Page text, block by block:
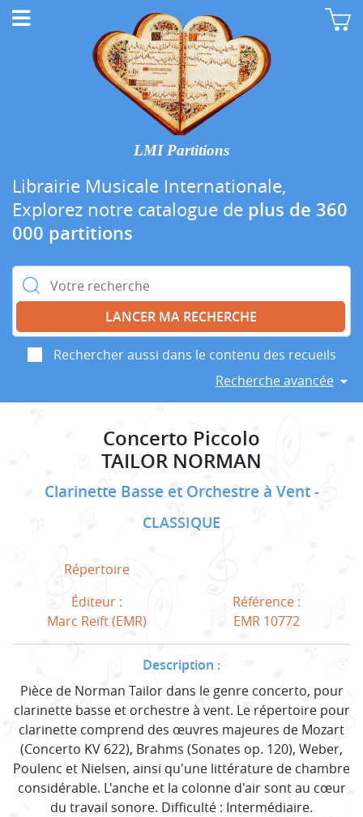
LMI Partitions
Librairie Musicale Internationale,
Explorez notre catalogue de plus de 360
000 partitions
Rechercher :
Rechercher aussi dans le contenu des recueils
Recherche avancée
Concerto Piccolo
TAILOR NORMAN
Clarinette Basse et Orchestre à Vent
CLASSIQUE
Répertoire
Éditeur :
Marc Reift (EMR)
Référence :
EMR 10772
Description :
Pièce de Norman Tailor dans le genre concerto, pour
clarinette basse et orchestre à vent. Le répertoire pour
clarinette comprend des œuvres majeures de Mozart
(Concerto KV 622), Brahms (Sonates op. 120), Weber,
Poulenc et Nielsen, ainsi qu'une littérature de chambre
considérable. L'anche et la colonne d'air sont au cœur
du travail sonore. Difficulté : Intermédiaire.